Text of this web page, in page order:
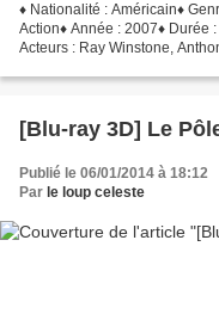
♦ Nationalité : Américain♦
Action♦ Année : 2007♦ Durée
Acteurs : Ray Winstone,
[Blu-ray 3D] Le
Publié le 06/01/2014 à 18:12
Par le loup celeste